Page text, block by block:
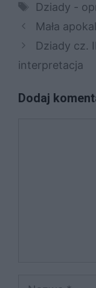
Tagi
Dziady -
Mała
Dziady cz.
interpretacja
Dodaj
Nazwa